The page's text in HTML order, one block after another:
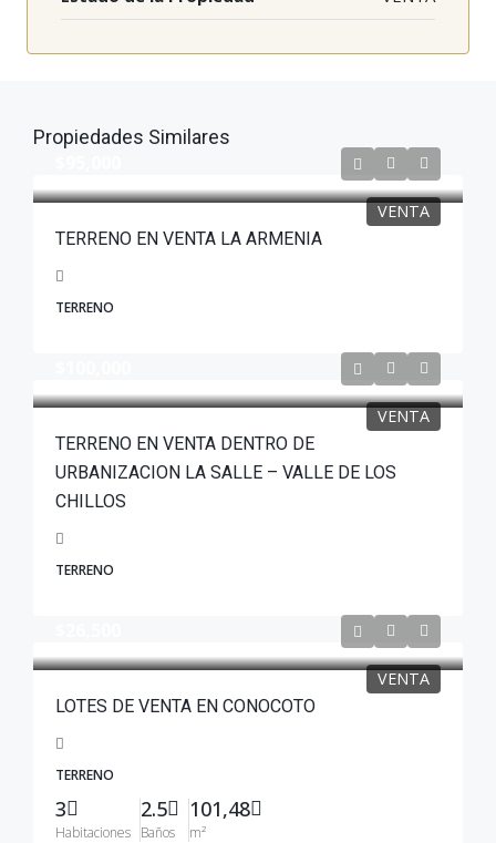
Propiedades Similares
VENTA
TERRENO EN VENTA LA ARMENIA
TERRENO
VENTA
TERRENO EN VENTA DENTRO DE
URBANIZACION LA SALLE – VALLE DE LOS
CHILLOS
TERRENO
VENTA
LOTES DE VENTA EN CONOCOTO
TERRENO
3
Habitaciones
2.5
Baños
101,48
m²